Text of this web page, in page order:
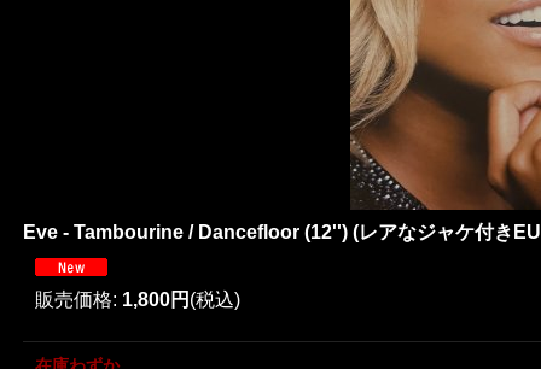
Eve - Tambourine / Dancefloor (12'') (レアなジャケ付き
販売価格: 1,800円 (税込)